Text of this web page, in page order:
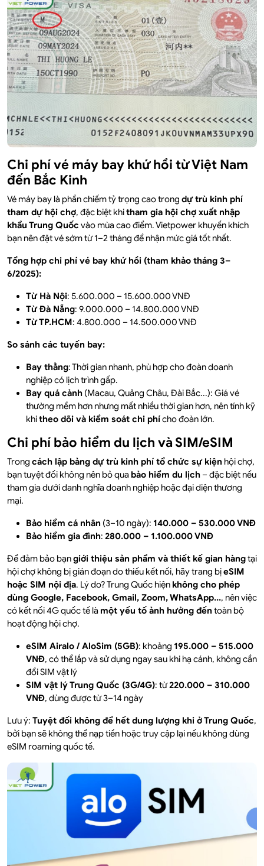
Chi phí vé máy bay khứ hồi từ Việt Nam
đến Bắc Kinh
Vé máy bay là phần chiếm tỷ trọng cao trong dự trù kinh phí
tham dự hội chợ, đặc biệt khitham gia hội chợ xuất nhập
khẩu Trung Quốc vào mùa cao điểm. Vietpower khuyến khích
bạn nên đặt vé sớm từ 1–2 tháng để nhận mức giá tốt nhất.
Tổng hợp chi phí vé bay khứ hồi (tham khảo tháng 3–
6/2025):
Từ Hà Nội: 5.600.000 – 15.600.000 VNĐ
Từ Đà Nẵng: 9.000.000 – 14.800.000 VNĐ
Từ TP.HCM: 4.800.000 – 14.500.000 VNĐ
So sánh các tuyến bay:
Bay thẳng: Thời gian nhanh, phù hợp cho đoàn doanh
nghiệp có lịch trình gấp.
Bay quá cảnh (Macau, Quảng Châu, Đài Bắc...): Giá vé
thường mềm hơn nhưng mất nhiều thời gian hơn, nên tính kỹ
khitheo dõi và kiểm soát chi phícho đoàn lớn.
Chi phí bảo hiểm du lịch và SIM/eSIM
Trong cách lập bảng dự trù kinh phí tổ chức sự kiện hội chợ,
bạn tuyệt đối không nên bỏ qua bảo hiểm du lịch – đặc biệt nếu
tham gia dưới danh nghĩa doanh nghiệp hoặc đại diện thương
mại.
Bảo hiểm cá nhân (3–10 ngày): 140.000 – 530.000 VNĐ
Bảo hiểm gia đình: 280.000 – 1.100.000 VNĐ
Để đảm bảo bạngiới thiệu sản phẩm và thiết kế gian hàngtại
hội chợ không bị gián đoạn do thiếu kết nối, hãy trang bịeSIM
hoặc SIM nội địa. Lý do? Trung Quốc hiện không cho phép
dùng Google, Facebook, Gmail, Zoom, WhatsApp..., nên việc
có kết nối 4G quốc tế là một yếu tố ảnh hưởng đến toàn bộ
hoạt động hội chợ.
eSIM Airalo / AloSim (5GB): khoảng 195.000 – 515.000
VNĐ, có thể lắp và sử dụng ngay sau khi hạ cánh, không cần
đổi SIM vật lý
SIM vật lý Trung Quốc (3G/4G): từ220.000 – 310.000
VNĐ, dùng được từ 3–14 ngày
Lưu ý: Tuyệt đối không để hết dung lượng khi ở Trung Quốc,
bởi bạn sẽ không thể nạp tiền hoặc truy cập lại nếu không dùng
eSIM roaming quốc tế.